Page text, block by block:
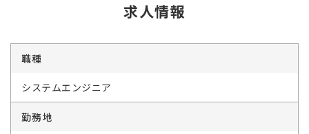
求人情報
職種
システムエンジニア
勤務地